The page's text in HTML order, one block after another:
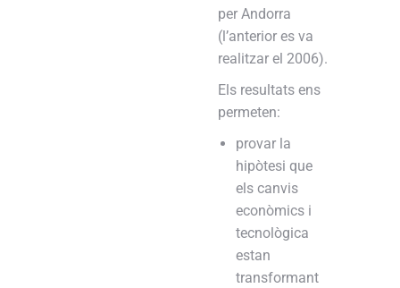
per Andorra
(l’anterior es va
realitzar el 2006).
Els resultats ens
permeten:
provar la
hipòtesi que
els canvis
econòmics i
tecnològica
estan
transformant